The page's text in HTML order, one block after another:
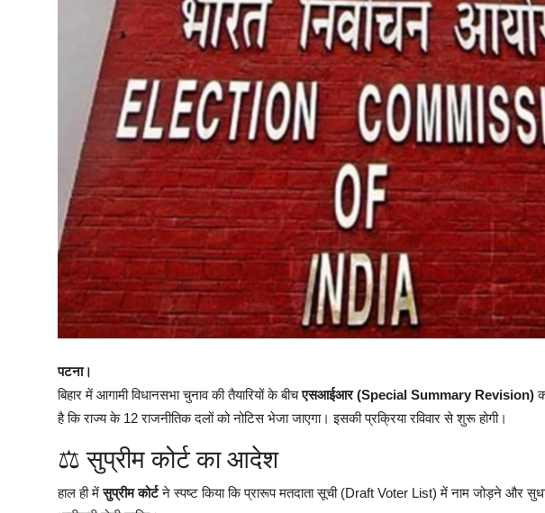
पटना।
बिहार में आगामी विधानसभा चुनाव की तैयारियों के बीचएसआईआर (Special Summary Revision)
है कि राज्य के 12 राजनीतिक दलों को नोटिस भेजा जाएगा। इसकी प्रक्रिया रविवार से शुरू होगी।
⚖️ सुप्रीम कोर्ट का आदेश
हाल ही मेंसुप्रीम कोर्टने स्पष्ट किया कि प्रारूप मतदाता सूची (Draft Voter List) में नाम जोड़ने और